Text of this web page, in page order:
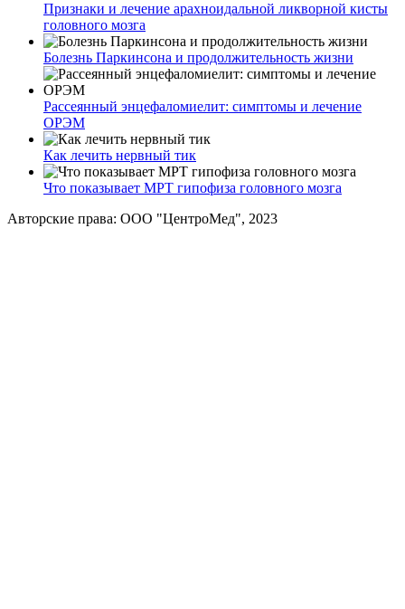
Признаки и лечение арахноидальной ликворной кисты
головного мозга
Болезнь Паркинсона и продолжительность жизни
Рассеянный энцефаломиелит: симптомы и лечение
ОРЭМ
Как лечить нервный тик
Что показывает МРТ гипофиза головного мозга
Авторские права: ООО "ЦентроМед", 2023